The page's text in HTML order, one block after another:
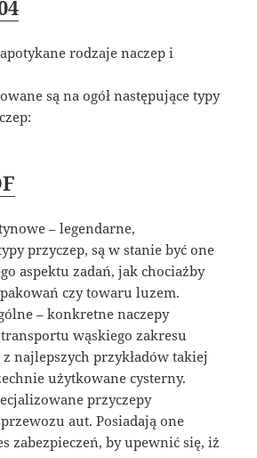
rodzaje naczep i
są na ogół następujące typy
– legendarne,
przyczep, są w stanie być one
aspektu zadań, jak chociażby
czy towaru luzem.
– konkretne naczepy
wąskiego zakresu
najlepszych przykładów takiej
użytkowane cysterny.
przyczepy
aut. Posiadają one
zabezpieczeń, by upewnić się, iż